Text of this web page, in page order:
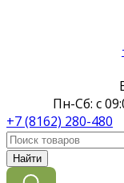
Пн-Сб: с
+7 (8162) 280-480
Найти